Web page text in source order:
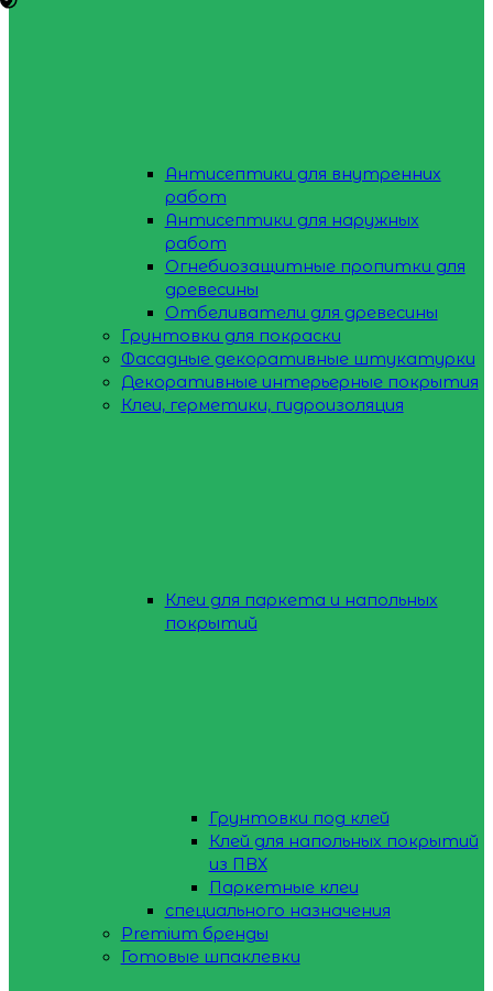
Антисептики для внутренних
работ
Антисептики для наружных
работ
Огнебиозащитные пропитки для
древесины
Отбеливатели для древесины
Грунтовки для покраски
Фасадные декоративные штукатурки
Декоративные интерьерные покрытия
Клеи, герметики, гидроизоляция
Клеи для паркета и напольных
покрытий
Грунтовки под клей
Клей для напольных покрытий
из ПВХ
Паркетные клеи
специального назначения
Premium бренды
Готовые шпаклевки